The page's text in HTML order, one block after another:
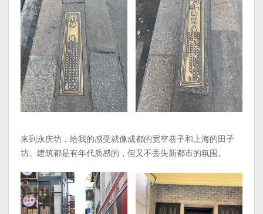
来到永庆坊，给我的感受就像成都的宽窄巷子和上海的田子
坊。建筑都是有年代质感的，但又不丢失新都市的氛围。